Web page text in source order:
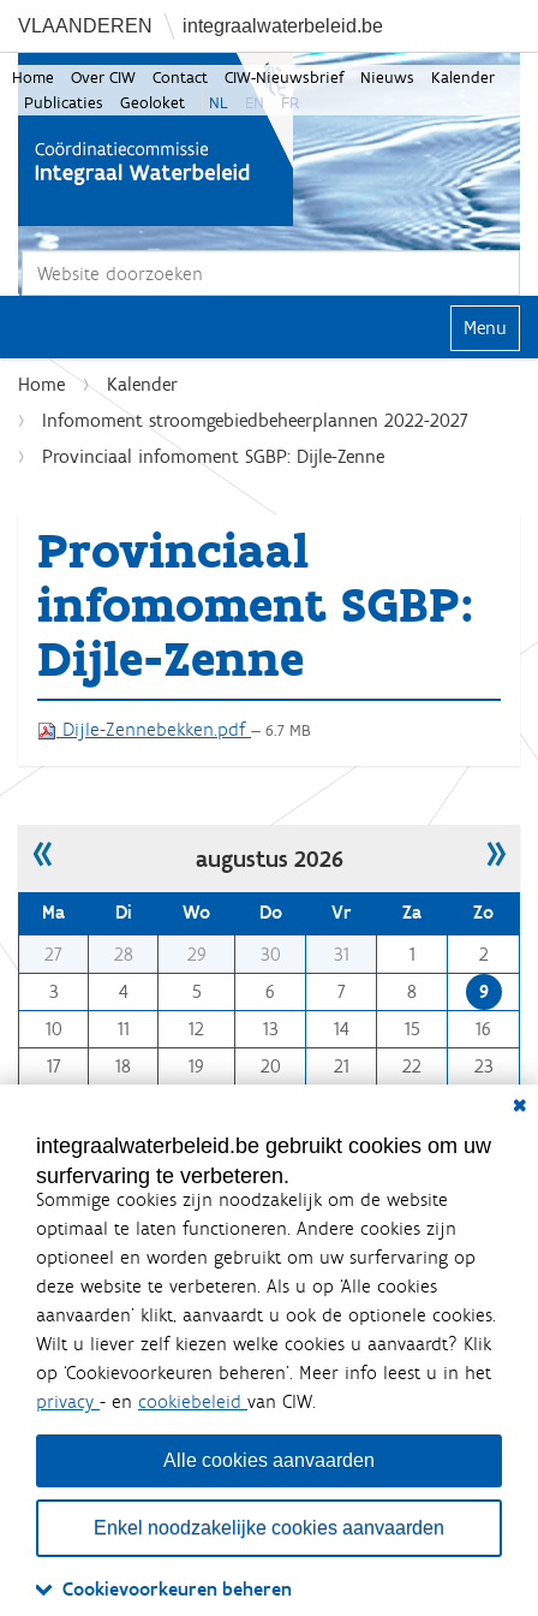
VLAANDEREN integraalwaterbeleid.be
Zoek
Home Over CIW Contact CIW-Nieuwsbrief Nieuws
Kalender
Publicaties
Geoloket NL EN FR
Klap
Home
Kalender
Infomoment stroomgebiedbeheerplannen 2022-2027
Provinciaal infomoment SGBP: Dijle-Zenne
Provinciaal
infomoment SGBP:
Dijle-Zenne
Dijle-Zennebekken.pdf — 6.7 MB
« augustus 2026 »
o
n
-
Ma Di Wo Do Vr Za
Zo
27
28 29 30 31 1
2
3
4 5 6 7 8
9
10
11 12 13 14 15
16
17
18 19 20 21 22
23
31
1 2 3 4 5 6
integraalwaterbeleid.be gebruikt cookies om uw
surfervaring te verbeteren.
Sommige cookies zijn noodzakelijk om de website
optimaal te laten functioneren. Andere cookies zijn
optioneel en worden gebruikt om uw surfervaring op
deze website te verbeteren. Als u op ‘Alle cookies
aanvaarden’ klikt, aanvaardt u ook de optionele cookies.
Wilt u liever zelf kiezen welke cookies u aanvaardt? Klik
op ‘Cookievoorkeuren beheren’. Meer info leest u in het
privacy - en cookiebeleid van CIW.
Alle cookies aanvaarden
Enkel noodzakelijke cookies aanvaarden
Cookievoorkeuren beheren
Integraalwaterbeleid.be is een
officiële website van de Vlaamse
overheid
uitgegeven door Coördinatiecommissie Integraal
Waterbeleid
De Coördinatiecommissie Integraal Waterbeleid (CIW) is een
bestuursniveaus die bij het waterbeleid betrokken zijn. Ook
waterbedrijven nemen deel aan het overleg. Deze
samenwerking zorgt voor een gecoördineerde en
geïntegreerde aanpak van het waterbeleid en waterbeheer
in Vlaanderen.
OVER CIW DISCLAIMER PRIVACY